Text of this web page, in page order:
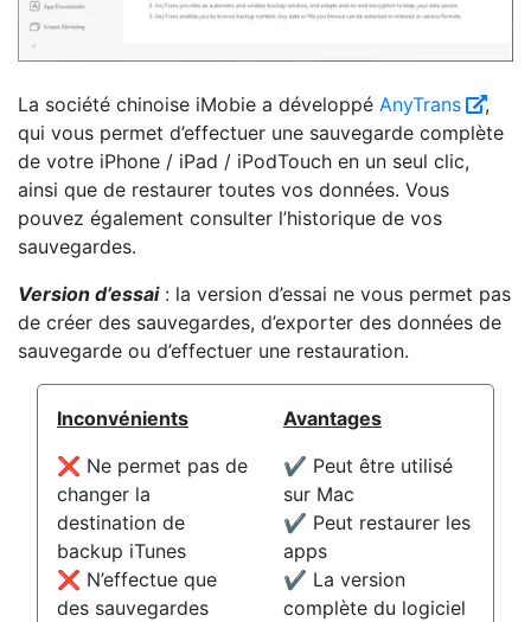
La société chinoise iMobie a développé AnyTrans
,
qui vous permet d’effectuer une sauvegarde complète
de votre iPhone / iPad / iPodTouch en un seul clic,
ainsi que de restaurer toutes vos données. Vous
pouvez également consulter l’historique de vos
sauvegardes.
Version d’essai: la version d’essai ne vous permet pas
de créer des sauvegardes, d’exporter des données de
sauvegarde ou d’effectuer une restauration.
Inconvénients
❌ Ne permet pas de
changer la
destination de
backup iTunes
❌ N’effectue que
des sauvegardes
Avantages
✔️ Peut être utilisé
sur Mac
✔️ Peut restaurer les
apps
✔️ La version
complète du logiciel